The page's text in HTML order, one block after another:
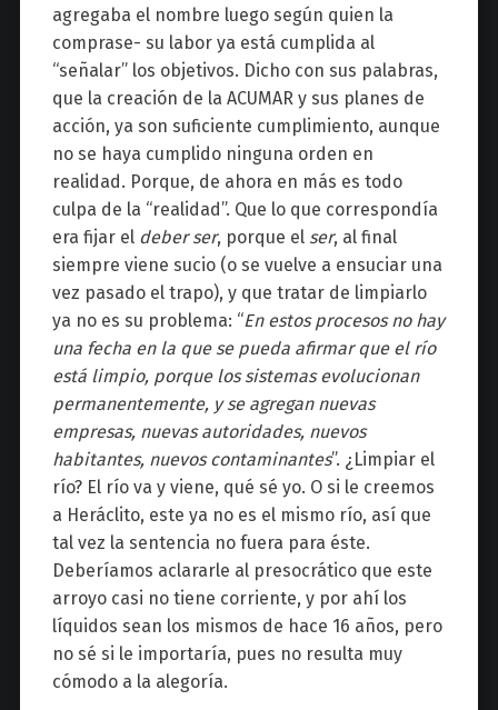
agregaba el nombre luego según quien la
comprase- su labor ya está cumplida al
“señalar” los objetivos. Dicho con sus palabras,
que la creación de la ACUMAR y sus planes de
acción, ya son suficiente cumplimiento, aunque
no se haya cumplido ninguna orden en
realidad. Porque, de ahora en más es todo
culpa de la “realidad”. Que lo que correspondía
era fijar el deber ser, porque el ser, al final
siempre viene sucio (o se vuelve a ensuciar una
vez pasado el trapo), y que tratar de limpiarlo
ya no es su problema: “En estos procesos no hay
una fecha en la que se pueda afirmar que el río
está limpio, porque los sistemas evolucionan
permanentemente, y se agregan nuevas
empresas, nuevas autoridades, nuevos
habitantes, nuevos contaminantes”. ¿Limpiar el
río? El río va y viene, qué sé yo. O si le creemos
a Heráclito, este ya no es el mismo río, así que
tal vez la sentencia no fuera para éste.
Deberíamos aclararle al presocrático que este
arroyo casi no tiene corriente, y por ahí los
líquidos sean los mismos de hace 16 años, pero
no sé si le importaría, pues no resulta muy
cómodo a la alegoría.